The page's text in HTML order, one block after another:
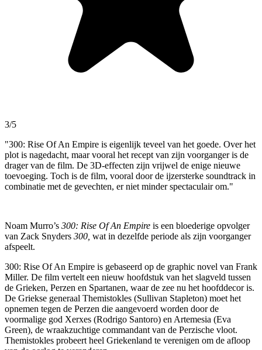
3/5
"300: Rise Of An Empire is eigenlijk teveel van het goede. Over het
plot is nagedacht, maar vooral het recept van zijn voorganger is de
drager van de film. De 3D-effecten zijn vrijwel de enige nieuwe
toevoeging. Toch is de film, vooral door de ijzersterke soundtrack in
combinatie met de gevechten, er niet minder spectaculair om."
Noam Murro’s 300: Rise Of An Empire is een bloederige opvolger
van Zack Snyders 300, wat in dezelfde periode als zijn voorganger
afspeelt.
300: Rise Of An Empire is gebaseerd op de graphic novel van Frank
Miller. De film vertelt een nieuw hoofdstuk van het slagveld tussen
de Grieken, Perzen en Spartanen, waar de zee nu het hoofddecor is.
De Griekse generaal Themistokles (Sullivan Stapleton) moet het
opnemen tegen de Perzen die aangevoerd worden door de
voormalige god Xerxes (Rodrigo Santoro) en Artemesia (Eva
Green), de wraakzuchtige commandant van de Perzische vloot.
Themistokles probeert heel Griekenland te verenigen om de afloop